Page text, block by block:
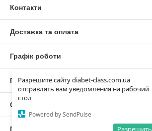
Разрешите сайту diabet-class.com.ua
отправлять вам уведомления на рабочий
стол
Powered by SendPulse
Разрешить
Контакти
Доставка та оплата
Графік роботи
Повна версія сайту
Сайт створено на маркетплейсі
Політика конфіденційності